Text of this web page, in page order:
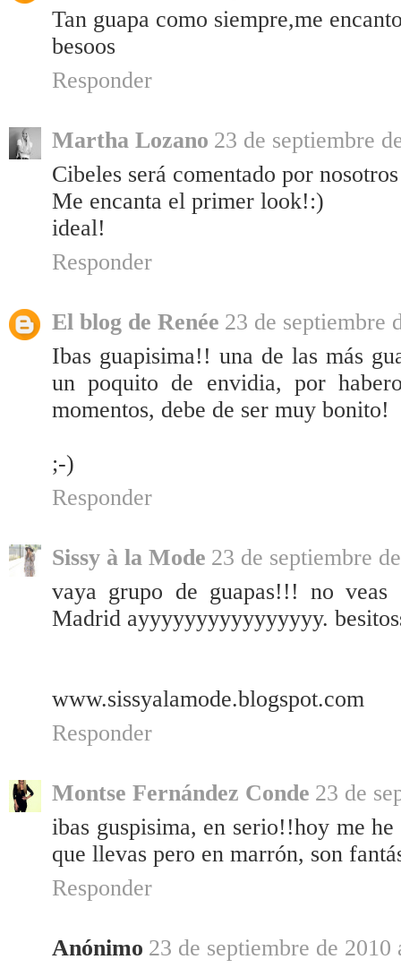
Tan guapa como siempre,me
besoos
Responder
Martha Lozano 23 de septiembre
Cibeles será comentado por
Me encanta el primer look!:)
ideal!
Responder
El blog de Renée 23 de septiembre
Ibas guapisima!! una de las más
un poquito de envidia, por
momentos, debe de ser muy bonito!
;-)
Responder
Sissy à la Mode 23 de septiembre
vaya grupo de guapas!!! no
Madrid ayyyyyyyyyyyyyyyy.
www.sissyalamode.blogspot.com
Responder
Montse Fernández Conde 23 de
ibas guspisima, en serio!!hoy me
que llevas pero en marrón, son
Responder
Anónimo 23 de septiembre de 2010